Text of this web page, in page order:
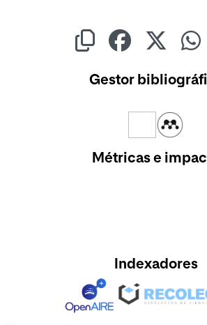
Gestor
Métricas e
Indexadores